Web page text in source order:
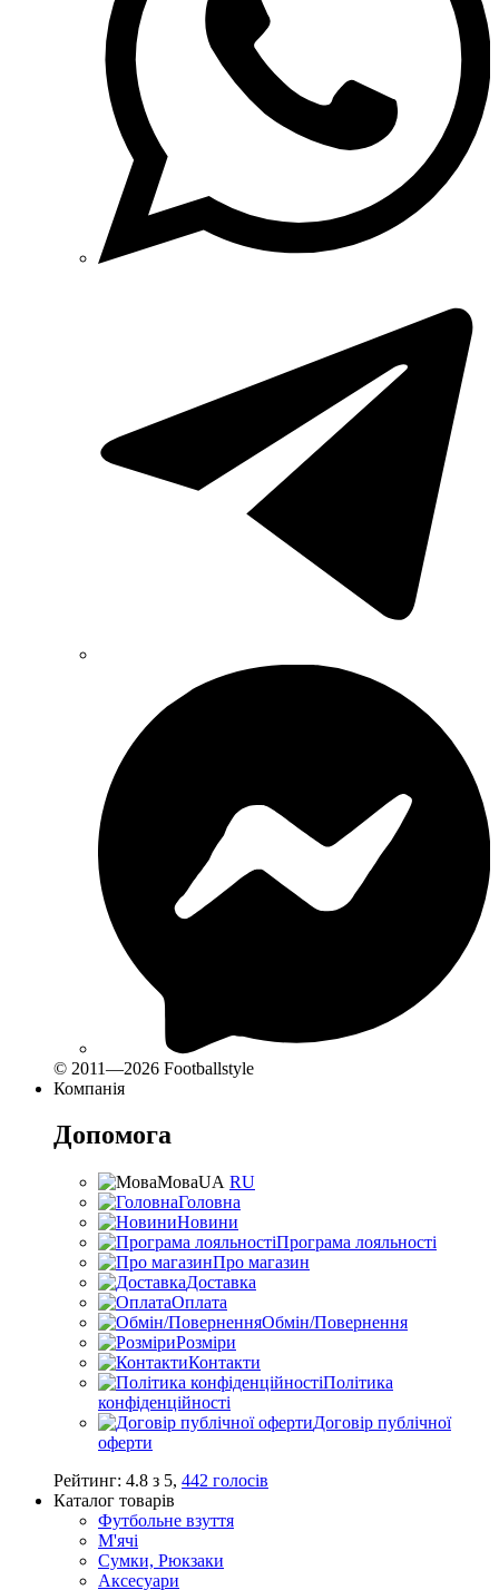
© 2011—2026 Footballstyle
Компанія
Допомога
МоваUA RU
Головна
Новини
Програма лояльності
Про магазин
Доставка
Оплата
Обмін/Повернення
Розміри
Контакти
Політика
конфіденційності
Договір публічної
оферти
Рейтинг: 4.8 з 5, 442 голосів
Каталог товарів
Футбольне взуття
М'ячі
Сумки, Рюкзаки
Аксесуари